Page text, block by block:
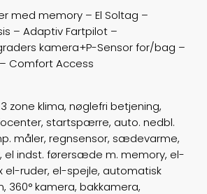
false
med memory – El Soltag –
– Adaptiv Fartpilot –
kamera+P-Sensor for/bag –
Comfort Access
zone klima, nøglefri betjening,
startspærre, auto. nedbl.
måler, regnsensor, sædevarme,
el indst. førersæde m. memory, el-
el-ruder, el-spejle, automatisk
360° kamera, bakkamera,